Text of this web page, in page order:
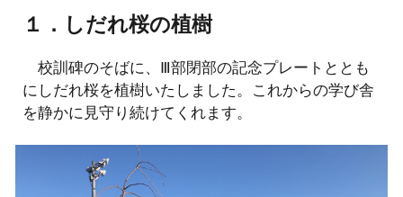
１．しだれ桜の植樹
校訓碑のそばに、Ⅲ部閉部の記念プレートととも
にしだれ桜を植樹いたしました。これからの学び舎
を静かに見守り続けてくれます。